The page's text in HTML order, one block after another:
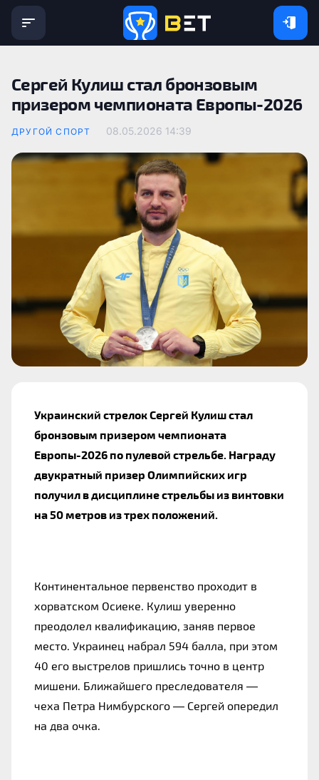
Сергей Кулиш стал бронзовым
призером чемпионата Европы-2026
ДРУГОЙ СПОРТ 08.05.2026 14:39
Украинский стрелок Сергей Кулиш стал
бронзовым призером чемпионата
Европы-2026 по пулевой стрельбе. Награду
двукратный призер Олимпийских игр
получил в дисциплине стрельбы из винтовки
на 50 метров из трех положений.
Континентальное первенство проходит в
хорватском Осиеке. Кулиш уверенно
преодолел квалификацию, заняв первое
место. Украинец набрал 594 балла, при этом
40 его выстрелов пришлись точно в центр
мишени. Ближайшего преследователя —
чеха Петра Нимбурского — Сергей опередил
на два очка.